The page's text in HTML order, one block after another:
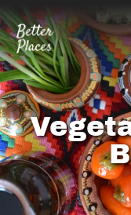
Overslaan
en
naar
de
inhoud
gaan